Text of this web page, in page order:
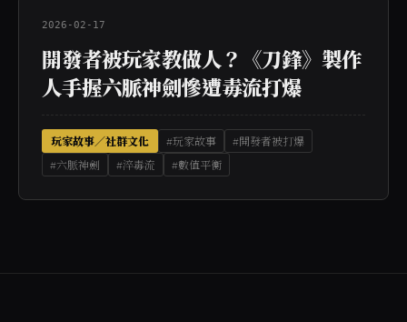
2026-02-17
開發者被玩家教做人？《刀鋒》製作
人手握六脈神劍慘遭毒流打爆
玩家故事／社群文化 #玩家故事
#開發者被打爆
#六脈神劍
#淬毒流 #數值平衡